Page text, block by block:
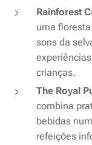
Rainforest
uma
sons da
crianças.
The Royal
combina
bebidas
refeições